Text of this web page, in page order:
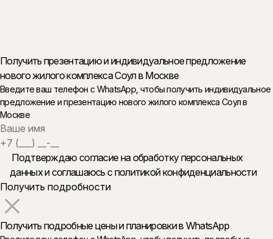
Получить презентацию и индивидуальное предложение
нового жилого комплекса Соул в Москве
Введите ваш телефон c WhatsApp, чтобы получить индивидуальное
предложение и презентацию нового жилого комплекса Соул в
Москве
Подтверждаю согласие на обработку персональных
данных исоглашаюсь с политикой конфиденциальности
Получить подробные цены и планировки в WhatsApp